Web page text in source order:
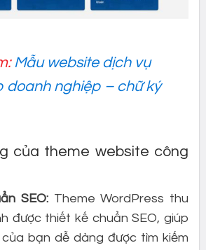
Mẫu website dịch vụ
doanh nghiệp – chữ ký
của theme website công
SEO:Theme WordPress thu
được thiết kế chuẩn SEO, giúp
bạn dễ dàng được tìm kiếm